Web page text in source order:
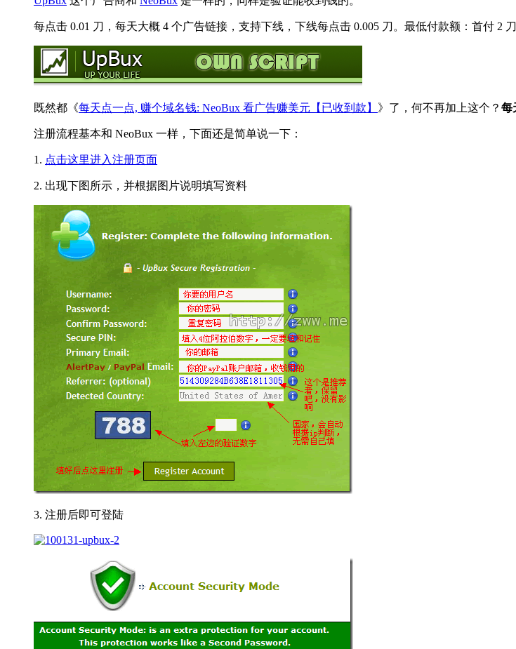
每点击 0.01 刀，每天大概 4 个广告链接，支持下线，下线每点击 0.005 刀。最低付款额：首付 2
既然都《每天点一点, 赚个域名钱: NeoBux 看广告赚美元【已收到款】 》了，何不再加上这个？ 每
注册流程基本和 NeoBux 一样，下面还是简单说一下：
1. 点击这里进入注册页面
2. 出现下图所示，并根据图片说明填写资料
3. 注册后即可登陆